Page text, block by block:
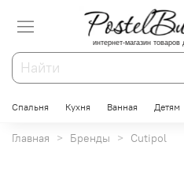
интернет-магазин товаров
Спальня Кухня Ванная Детям
Главная Бренды Cutipol